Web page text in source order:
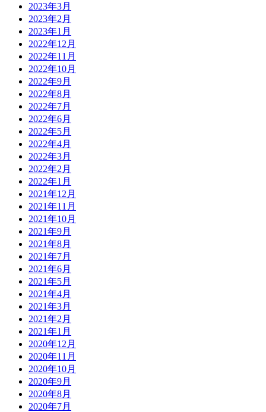
2023年3月
2023年2月
2023年1月
2022年12月
2022年11月
2022年10月
2022年9月
2022年8月
2022年7月
2022年6月
2022年5月
2022年4月
2022年3月
2022年2月
2022年1月
2021年12月
2021年11月
2021年10月
2021年9月
2021年8月
2021年7月
2021年6月
2021年5月
2021年4月
2021年3月
2021年2月
2021年1月
2020年12月
2020年11月
2020年10月
2020年9月
2020年8月
2020年7月